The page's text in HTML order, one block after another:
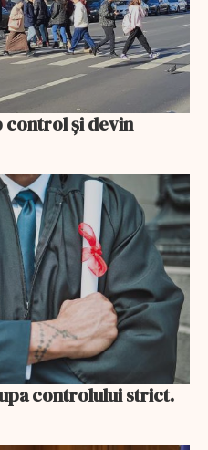
control și devin
controlului strict.